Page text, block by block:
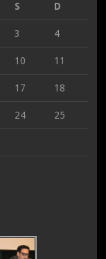
S D
3 4
10 11
17 18
24 25